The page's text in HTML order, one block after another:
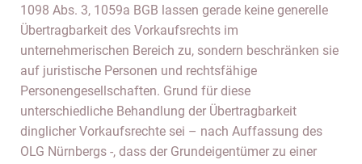
1098 Abs. 3, 1059a BGB lassen gerade keine generelle
Übertragbarkeit des Vorkaufsrechts im
unternehmerischen Bereich zu, sondern beschränken sie
auf juristische Personen und rechtsfähige
Personengesellschaften. Grund für diese
unterschiedliche Behandlung der Übertragbarkeit
dinglicher Vorkaufsrechte sei – nach Auffassung des
OLG Nürnbergs -, dass der Grundeigentümer zu einer